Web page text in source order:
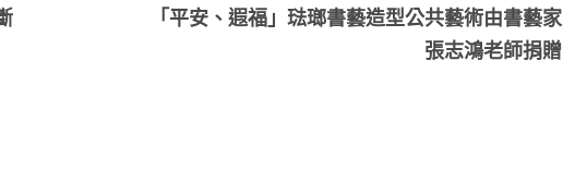
「平安、遐福」琺瑯書藝造型公共藝術由書藝家
張志鴻老師捐贈